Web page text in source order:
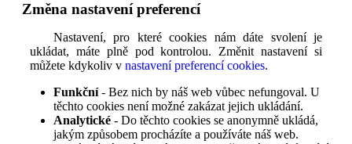
Změna nastavení preferencí
Nastavení, pro které cookies nám dáte svolení je
ukládat, máte plně pod kontrolou. Změnit nastavení si
můžete kdykoliv v nastavení preferencí cookies.
Funkční- Bez nich by náš web vůbec nefungoval. U
těchto cookies není možné zakázat jejich ukládání.
Analytické - Do těchto cookies se anonymně ukládá,
jakým způsobem procházíte a používáte náš web.